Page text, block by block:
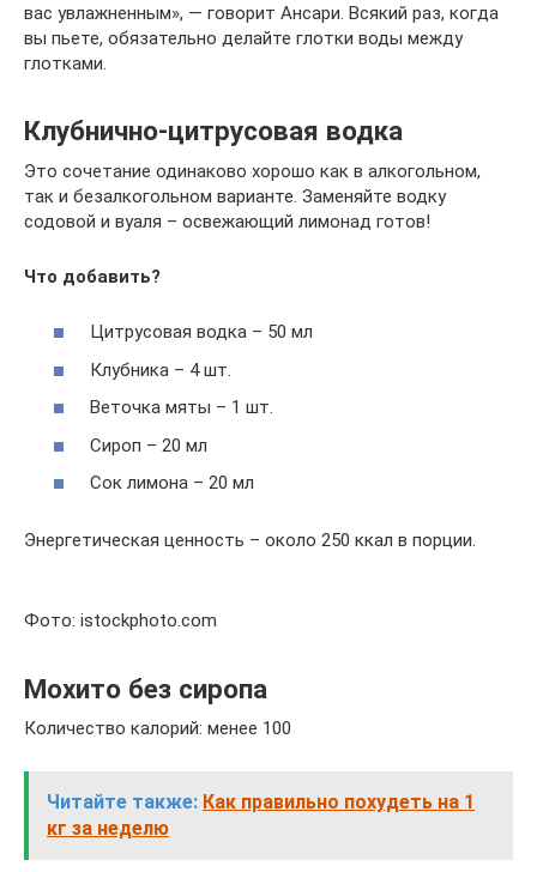
вас увлажненным», — говорит Ансари. Всякий раз, когда
вы пьете, обязательно делайте глотки воды между
глотками.
Клубнично-цитрусовая водка
Это сочетание одинаково хорошо как в алкогольном,
так и безалкогольном варианте. Заменяйте водку
содовой и вуаля – освежающий лимонад готов!
Что добавить?
Цитрусовая водка – 50 мл
Клубника – 4 шт.
Веточка мяты – 1 шт.
Сироп – 20 мл
Сок лимона – 20 мл
Энергетическая ценность – около 250 ккал в порции.
Фото: istockphoto.com
Мохито без сиропа
Количество калорий: менее 100
Читайте также: Как правильно похудеть на 1
кг за неделю